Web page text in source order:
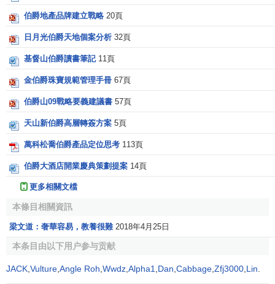
時知名影星的愛戴。
1980年：伯爵創造出全世界最昂貴的腕表，價值500萬
1990年代：伯爵推出第一款珠寶首飾系列
Possession。
2001年：伯爵在日內瓦開設全新高級鐘錶製造廠。
飛輪機芯。
2004年：伯爵慶祝成立一百三十周年。
品牌概念：一位瑞士鐘錶和珠寶製造者，在自己的腕表
和珠寶工作室，發展與生產獨一無二、精緻細膩的表款，以
經典款式：超薄機芯腕表、珠寶腕表和Piaget Polo系列
Piaget表正式問世
伯爵地產品牌建立戰略 20頁
日月光伯爵天地個案分析 32頁
基督山伯爵讀書筆記 11頁
金伯爵珠寶規範管理手冊 67頁
伯爵山09戰略要義建議書 57頁
天山新伯爵高層轉簽方案 5頁
萬科松喬伯爵產品定位思考 113頁
伯爵大酒店開業慶典策劃提案 14頁
更多相關文檔
本條目相關資訊
梁文道：奢華容易，教養很難 2018年4月25日
本条目由以下用户参与贡献
JACK Vulture Angle Roh Wwdz Alpha1 Dan Cabbage Zfj3000 Lin